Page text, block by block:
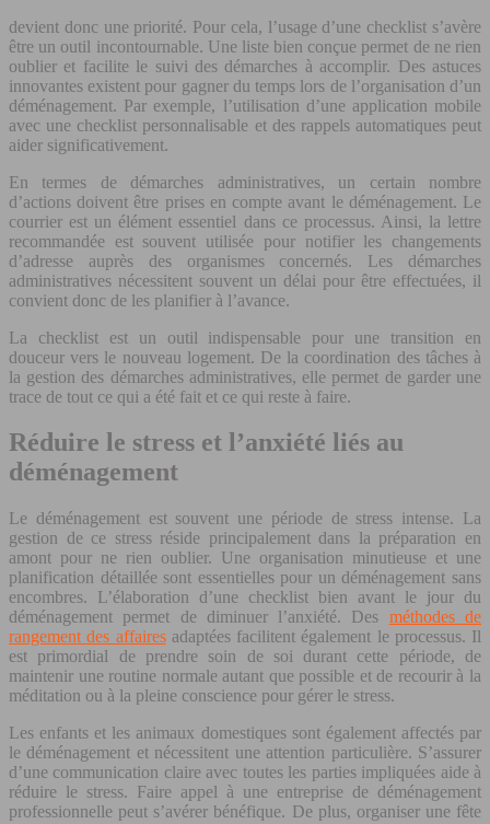
devient donc une priorité. Pour cela, l’usage d’une checklist s’avère
être un outil incontournable. Une liste bien conçue permet de ne rien
oublier et facilite le suivi des démarches à accomplir. Des astuces
innovantes existent pour gagner du temps lors de l’organisation d’un
déménagement. Par exemple, l’utilisation d’une application mobile
avec une checklist personnalisable et des rappels automatiques peut
aider significativement.
En termes de démarches administratives, un certain nombre
d’actions doivent être prises en compte avant le déménagement. Le
courrier est un élément essentiel dans ce processus. Ainsi, la lettre
recommandée est souvent utilisée pour notifier les changements
d’adresse auprès des organismes concernés. Les démarches
administratives nécessitent souvent un délai pour être effectuées, il
convient donc de les planifier à l’avance.
La checklist est un outil indispensable pour une transition en
douceur vers le nouveau logement. De la coordination des tâches à
la gestion des démarches administratives, elle permet de garder une
trace de tout ce qui a été fait et ce qui reste à faire.
Réduire le stress et l’anxiété liés au
déménagement
Le déménagement est souvent une période de stress intense. La
gestion de ce stress réside principalement dans la préparation en
amont pour ne rien oublier. Une organisation minutieuse et une
planification détaillée sont essentielles pour un déménagement sans
encombres. L’élaboration d’une checklist bien avant le jour du
déménagement permet de diminuer l’anxiété. Des méthodes de
rangement des affairesadaptées facilitent également le processus. Il
est primordial de prendre soin de soi durant cette période, de
maintenir une routine normale autant que possible et de recourir à la
méditation ou à la pleine conscience pour gérer le stress.
Les enfants et les animaux domestiques sont également affectés par
le déménagement et nécessitent une attention particulière. S’assurer
d’une communication claire avec toutes les parties impliquées aide à
réduire le stress. Faire appel à une entreprise de déménagement
professionnelle peut s’avérer bénéfique. De plus, organiser une fête